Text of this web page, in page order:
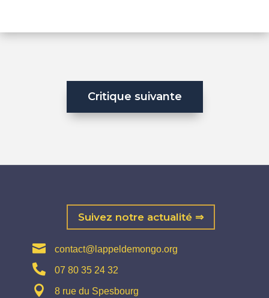
Critique suivante
Suivez notre actualité ⇒
 contact@lappeldemongo.org
 07 80 35 24 32

8 rue du Spesbourg